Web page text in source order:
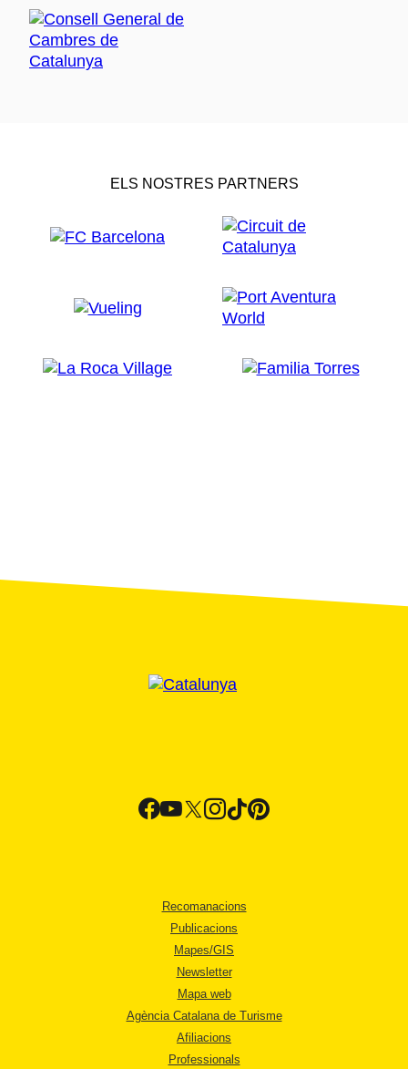
ELS NOSTRES PARTNERS
Recomanacions
Publicacions
Mapes/GIS
Newsletter
Mapa web
Agència Catalana de Turisme
Afiliacions
Professionals